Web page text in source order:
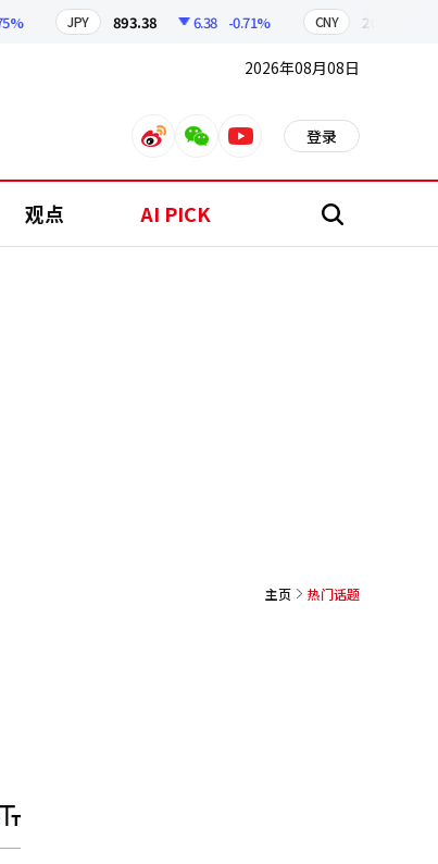
JPY 893.38 6.38 -0.71% CNY 209.17
2026年08月08日
weiboweixinyoutube 登录
观点 AI PICK 搜
主页 热门话题
调
大